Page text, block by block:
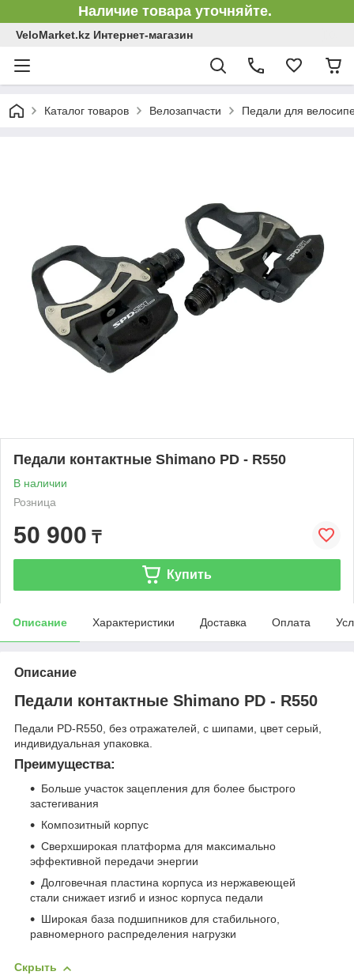
Наличие товара уточняйте.
VeloMarket.kz Интернет-магазин
Каталог товаров Велозапчасти Педали для
Педали контактные Shimano PD - R550
В наличии
Розница
50 900 ₸
Купить
Описание Характеристики Доставка Оплата
Описание
Педали контактные Shimano PD - R550
Педали PD-R550, без отражателей, с шипами, цвет серый,
индивидуальная упаковка.
Преимущества:
Больше участок зацепления для более быстрого
застегивания
Композитный корпус
Сверхширокая платформа для максимально
эффективной передачи энергии
Долговечная пластина корпуса из нержавеющей
стали снижает изгиб и износ корпуса педали
Широкая база подшипников для стабильного,
равномерного распределения нагрузки
Скрыть